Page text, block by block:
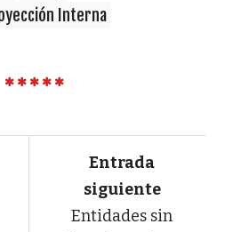
Interna
Entrada
siguiente
Entidades sin